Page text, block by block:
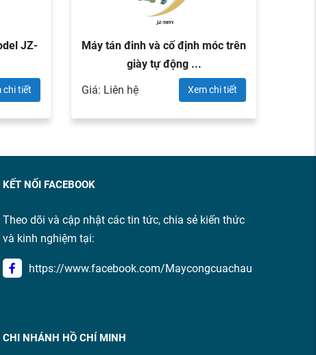
JZ-
chi tiết
Máy tán đinh và cố định móc trên
giày tự động ...
Giá: Liên hệ
Xem chi tiết
KẾT NỐI FACEBOOK
Theo dõi và cập nhật các tin tức, chia sẻ kiến thức
và kinh nghiệm tại:
https://www.facebook.com/Maycongcuachau
CHI NHÁNH HỒ CHÍ MINH